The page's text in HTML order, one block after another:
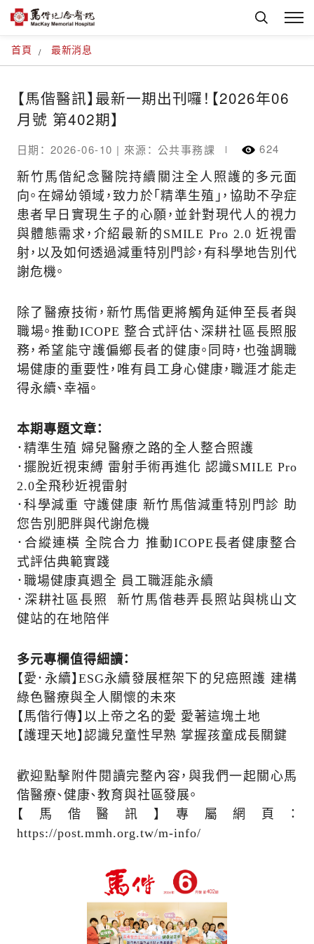
首頁 最新消息
【馬偕醫訊】最新一期出刊囉！【2026年06
月號 第402期】
日期： 2026-06-10 | 來源： 公共事務課 624
新竹馬偕紀念醫院持續關注全人照護的多元面
向。在婦幼領域，致力於「精準生殖」，協助不孕症
患者早日實現生子的心願，並針對現代人的視力
與體態需求，介紹最新的SMILE Pro 2.0 近視雷
射，以及如何透過減重特別門診，有科學地告別代
謝危機。
除了醫療技術，新竹馬偕更將觸角延伸至長者與
職場。推動ICOPE 整合式評估、深耕社區長照服
務，希望能守護偏鄉長者的健康。同時，也強調職
場健康的重要性，唯有員工身心健康，職涯才能走
得永續、幸福。
本期專題文章：
．精準生殖 婦兒醫療之路的全人整合照護
．擺脫近視束縛 雷射手術再進化 認識SMILE Pro
2.0全飛秒近視雷射
．科學減重 守護健康 新竹馬偕減重特別門診 助
您告別肥胖與代謝危機
．合縱連橫 全院合力 推動ICOPE長者健康整合
式評估典範實踐
．職場健康真週全 員工職涯能永續
．深耕社區長照 新竹馬偕巷弄長照站與桃山文
健站的在地陪伴
多元專欄值得細讀：
【愛．永續】ESG永續發展框架下的兒癌照護 建構
綠色醫療與全人關懷的未來
【馬偕行傳】以上帝之名的愛 愛著這塊土地
【護理天地】認識兒童性早熟 掌握孩童成長關鍵
歡迎點擊附件閱讀完整內容，與我們一起關心馬
偕醫療、健康、教育與社區發展。
【馬偕醫訊】專屬網頁：
https://post.mmh.org.tw/m-info/